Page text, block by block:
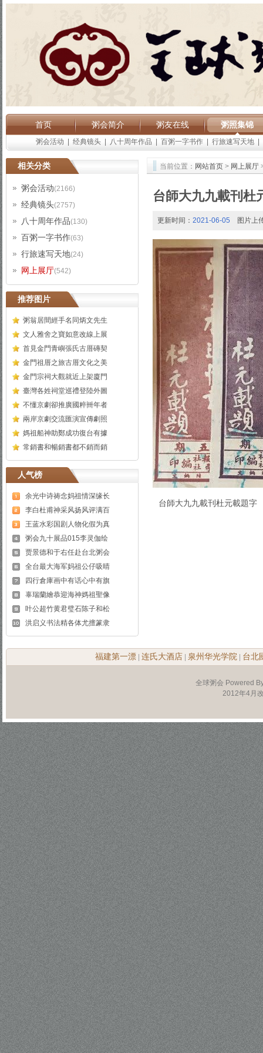
首页 粥会简介 粥友在线 粥照集锦
粥会活动 经典镜头 八十周年作品 百粥一字书作 行旅速写天地
相关分类
粥会活动(2166)
经典镜头(2757)
八十周年作品(130)
百粥一字书作(63)
行旅速写天地(24)
网上展厅(542)
推荐图片
粥翁居間經手名同炳文先生
文人雅舍之寶如意改線上展
首見金門青嶼張氏古厝磚契
金門祖厝之旅古厝文化之美
金門宗祠大觀就近上架廈門
臺灣各姓祠堂巡禮登陸外圖
不懂京劇卻推廣國粹卌年者
兩岸京劇交流匯演宣傳劇照
媽祖船神助鄭成功復台有據
常銷書和暢銷書都不銷而銷
人气榜
余光中诗祷念妈祖情深缘长
李白杜甫神采风扬风评满百
王蓝水彩国剧人物化假为真
粥会九十展品015李灵伽绘
贾景德和于右任赴台北粥会
全台最大海军妈祖公仔吸晴
四行倉庫画中有话心中有旗
辜瑞蘭繪恭迎海神媽祖聖像
叶公超竹黄君璧石陈子和松
洪启义书法精各体尤擅篆隶
当前位置： 网站首页 > 网上展厅
台師大九九載刊杜
更新时间： 2021-06-05 图片上
台師大九九載刊杜元載題字
福建第一漂 连氏大酒店 泉州华光学院 台北
全球粥会 Powered
2012年4月